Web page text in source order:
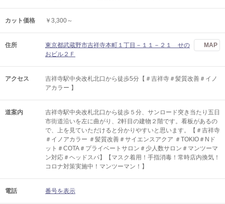
カット価格 ￥3,300～
住所
東京都武蔵野市吉祥寺本町１丁目－１１－２１ せの
おビル２Ｆ
MAP
アクセス
吉祥寺駅中央改札北口から徒歩5分【＃吉祥寺＃髪質改善＃イノ
アカラー 】
道案内
吉祥寺駅中央改札北口から徒歩５分、サンロード突き当たり五日
市街道沿いを左に曲がり、2軒目の建物２階です。看板があるの
で、上を見ていただけると分かりやすいと思います。【＃吉祥寺
＃イノアカラー ＃髪質改善＃サイエンスアクア ＃TOKIO＃Nド
ット＃COTA＃プライベートサロン＃少人数サロン＃マンツーマ
ン対応＃ヘッドスパ】【マスク着用！手指消毒！常時店内換気！
コロナ対策実施中！マンツーマン！】
電話 番号を表示